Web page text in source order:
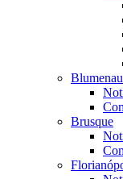
Blumenau
Brusque